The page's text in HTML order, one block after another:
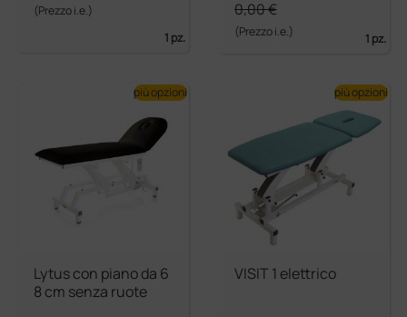
(Prezzo i.e.)
1 pz.
0,00 €
(Prezzo i.e.) 1 pz.
Lytus con piano da 6
8 cm senza ruote
più opzioni
VISIT 1 elettrico
più opzioni